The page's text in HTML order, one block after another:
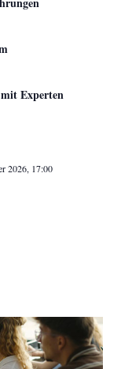
Experten
2026, 17:00